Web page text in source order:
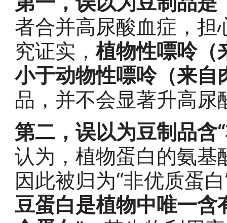
者合并高尿酸血症，
究证实，植物性嘌呤（
小于动物性嘌呤（来自
品，并不会显著升高尿
第二，误以为豆制品含
认为，植物蛋白的氨基
因此被归为“非优质蛋
豆蛋白是植物中唯一含